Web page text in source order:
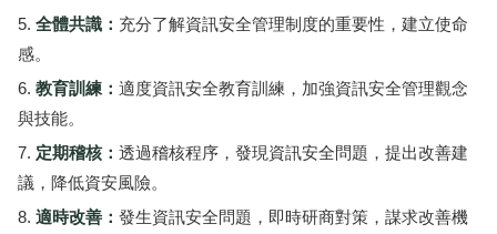
全體共識： 充分了解資訊安全管理制度的重要性，建立使命
感。
教育訓練： 適度資訊安全教育訓練，加強資訊安全管理觀念
與技能。
定期稽核： 透過稽核程序，發現資訊安全問題，提出改善建
議，降低資安風險。
適時改善： 發生資訊安全問題，即時研商對策，謀求改善機